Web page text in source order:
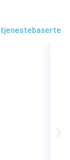
tjenestebaserte